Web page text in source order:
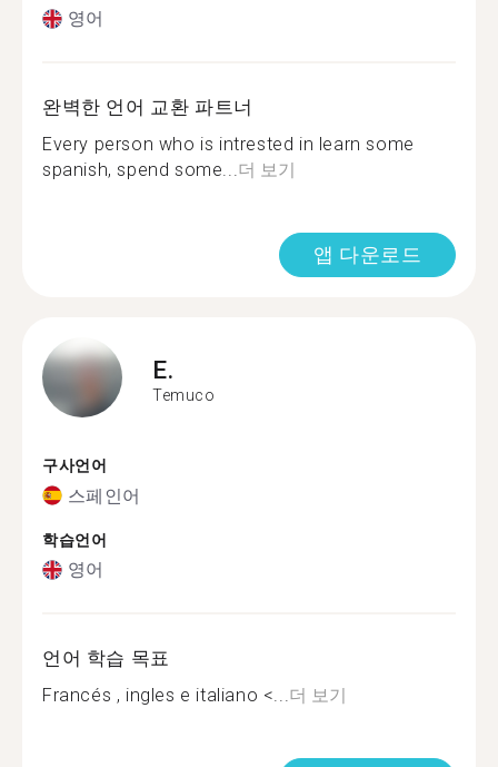
영어
완벽한 언어 교환 파트너
Every person who is intrested in learn some
spanish, spend some...더 보기
앱 다운로드
E.
Temuco
구사언어
스페인어
학습언어
영어
언어 학습 목표
Francés , ingles e italiano <...더 보기